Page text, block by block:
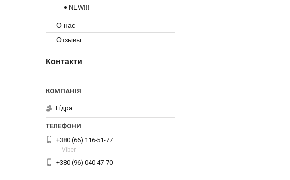
NEW!!!
О нас
Отзывы
Контакти
Гі́дра
+380 (66) 116-51-77
Viber
+380 (96) 040-47-70